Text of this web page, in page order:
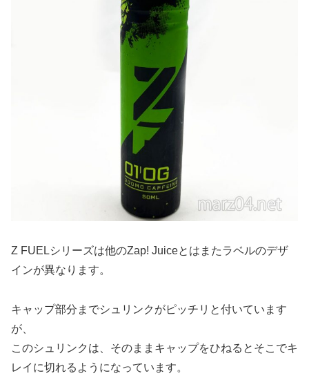
Z FUELシリーズは他のZap! Juiceとはまたラベルのデザ
インが異なります。
キャップ部分までシュリンクがピッチリと付いています
が、
このシュリンクは、そのままキャップをひねるとそこでキ
レイに切れるようになっています。